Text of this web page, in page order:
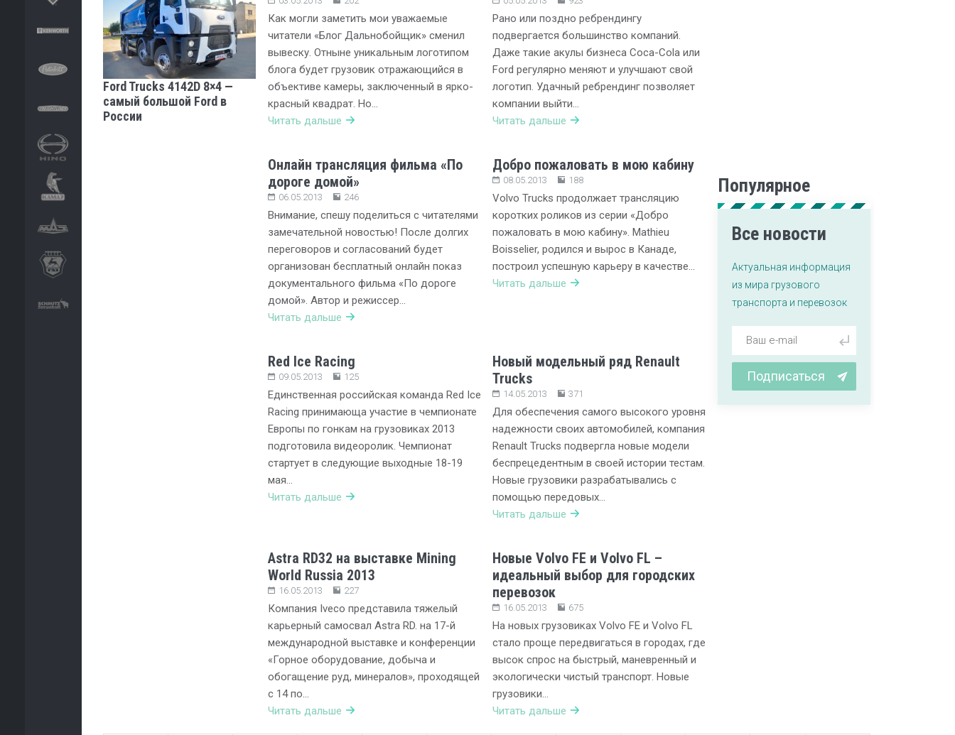
Ford Trucks 4142D 8×4 —
самый большой Ford в
России
Как могли заметить мои уважаемые
читатели «Блог Дальнобойщик» сменил
вывеску. Отныне уникальным логотипом
блога будет грузовик отражающийся в
объективе камеры, заключенный в ярко-
красный квадрат. Но…
Читать дальше
Рано или поздно ребрендингу
подвергается большинство компаний.
Даже такие акулы бизнеса Coca-Cola или
Ford регулярно меняют и улучшают свой
логотип. Удачный ребрендинг позволяет
компании выйти…
Читать дальше
Онлайн трансляция фильма «По
дороге домой»
06.05.2013 246
Внимание, спешу поделиться с читателями
замечательной новостью! После долгих
переговоров и согласований будет
организован бесплатный онлайн показ
документального фильма «По дороге
домой». Автор и режиссер…
Читать дальше
Добро пожаловать в мою кабину
08.05.2013 188
Volvo Trucks продолжает трансляцию
коротких роликов из серии «Добро
пожаловать в мою кабину». Mathieu
Boisselier, родился и вырос в Канаде,
построил успешную карьеру в качестве…
Читать дальше
Red Ice Racing
09.05.2013 125
Единственная российская команда Red Ice
Racing принимающа участие в чемпионате
Европы по гонкам на грузовиках 2013
подготовила видеоролик. Чемпионат
стартует в следующие выходные 18-19
мая…
Читать дальше
Новый модельный ряд Renault
Trucks
14.05.2013 371
Для обеспечения самого высокого уровня
надежности своих автомобилей, компания
Renault Trucks подвергла новые модели
беспрецедентным в своей истории тестам.
Новые грузовики разрабатывались с
помощью передовых…
Читать дальше
Astra RD32 на выставке Mining
World Russia 2013
16.05.2013 227
Компания Iveco представила тяжелый
карьерный самосвал Astra RD. на 17-й
международной выставке и конференции
«Горное оборудование, добыча и
обогащение руд, минералов», проходящей
с 14 по…
Читать дальше
Новые Volvo FE и Volvo FL –
идеальный выбор для городских
перевозок
16.05.2013 675
На новых грузовиках Volvo FE и Volvo FL
стало проще передвигаться в городах, где
высок спрос на быстрый, маневренный и
экологически чистый транспорт. Новые
грузовики…
Читать дальше
Популярное
Все новости
Актуальная информация
из мира грузового
транспорта и перевозок
Подписаться